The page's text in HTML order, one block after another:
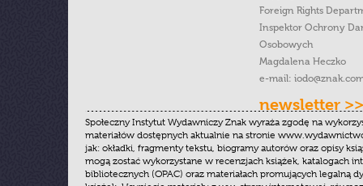
Foreign Rights
Inspektor Ochrony
Osobowych
Magdalena Heczko
e-mail:
newsletter >>
Społeczny Instytut Wydawniczy Znak wyraża zgodę na
materiałów dostępnych aktualnie na stronie
jak: okładki, fragmenty tekstu, biogramy autorów oraz opisy
mogą zostać wykorzystane w recenzjach książek, katalogach
bibliotecznych (OPAC) oraz materiałach promujących legalną